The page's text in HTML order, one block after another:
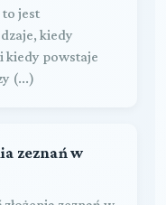
jest
kiedy
kiedy powstaje
(...)
zeznań w